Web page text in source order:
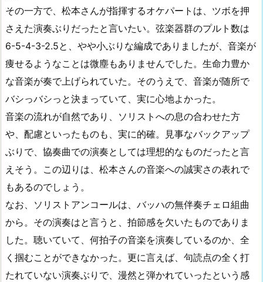
その一方で、松本さんが指揮するオケパートは、ツボを押
さえた演奏ぶりだったと言いたい。弦楽器群のプルト数は
6-5-4-3-2.5と、やや小ぶりな編成でありましたが、音楽が
痩せるようなことは微塵もありませんでした。生命力豊か
な音楽が奏で上げられていた。そのうえで、音楽が随所で
バシっバシっと決まっていて、実に心地よかった。
音楽の流れが自然であり、ソリストへの息の合わせた方
や、配慮といったものも、実に的確。見事なバックアップ
ぶりで、協奏曲での演奏としては理想的なものだったと言
えそう。この辺りは、松本さんの音楽への誠実さの表れで
もあるのでしょう。
なお、ソリストアンコールは、バッハの無伴奏チェロ組曲
から。その演奏はと言うと、拍節感を欠いたものでありま
した。聴いていて、何拍子の音楽を演奏しているのか、全
く掴むことができなかった。更に言えば、句読点の全く打
たれていない演奏ぶりで、漫然と弾かれていったという感